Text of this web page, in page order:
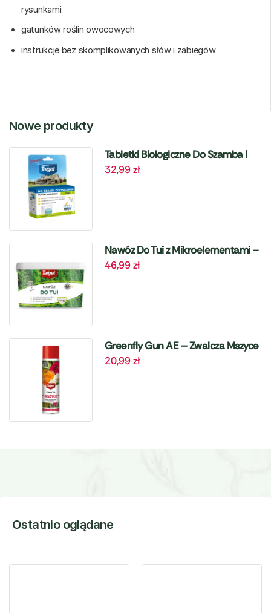
rysunkami
gatunków roślin owocowych
instrukcje bez skomplikowanych słów i zabiegów
Nowe produkty
Tabletki Biologiczne Do Szamba i
Oczyszczalni – 6 szt. Target
32,99zł
Nawóz Do Tui z Mikroelementami –
4 kg Target
46,99zł
Greenfly Gun AE – Zwalcza Mszyce
– 405 ml Target
20,99zł
Ostatnio oglądane